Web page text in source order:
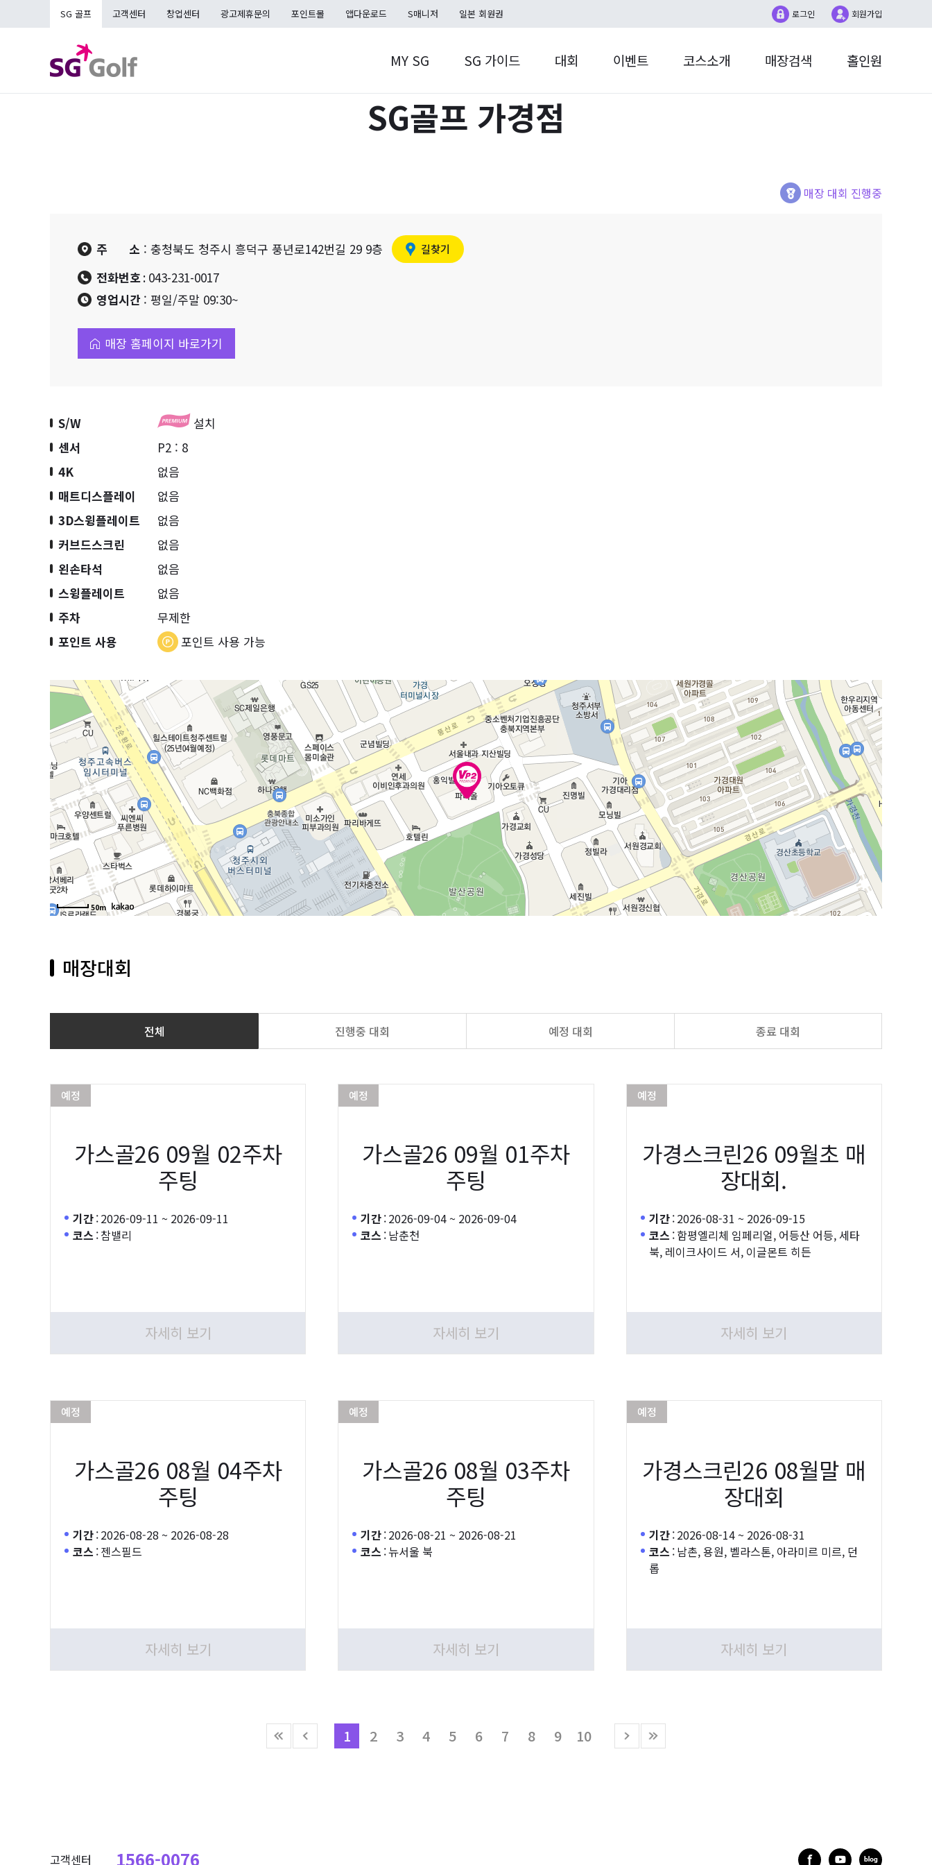
로그인 회원가입
MY SG
MY SG S캐시 S포인트
SG 가이드
SG TOUR 홀인온플러스
대회
SG TOUR
이벤트 코스소개 매장검색 홀인원
SG 골프 고객센터 창업센터 광고제휴문의 포인트몰 앱다운로드 S매니저 일본 회원권
매장검색
SG골프 가경점
매장 대회 진행중
주 소 : 충청북도 청주시 흥덕구 풍년로142번길 29 9층 길찾기
전화번호: 043-231-0017
영업시간 : 평일/주말 09:30~
매장 홈페이지 바로가기
S/W
설치
센서
P2 : 8
4K
없음
매트디스플레이
없음
3D스윙플레이트
없음
커브드스크린
없음
왼손타석
없음
스윙플레이트
없음
주차
무제한
포인트 사용
포인트 사용 가능
50m
매장대회
전체 진행중 대회 예정 대회 종료 대회
예정
가스골26 09월 02주차
주팅
기간:2026-09-11 ~ 2026-09-11
코스 :참밸리
자세히 보기
예정
가스골26 09월 01주차
주팅
기간:2026-09-04 ~ 2026-09-04
코스 :남춘천
자세히 보기
예정
가경스크린26 09월초 매
장대회.
기간:2026-08-31 ~ 2026-09-15
코스 :함평엘리체 임페리얼, 어등산 어등, 세타
북, 레이크사이드 서, 이글몬트 히든
자세히 보기
예정
가스골26 08월 04주차
주팅
기간:2026-08-28 ~ 2026-08-28
코스 :젠스필드
자세히 보기
예정
가스골26 08월 03주차
주팅
기간:2026-08-21 ~ 2026-08-21
코스 :뉴서울 북
자세히 보기
예정
가경스크린26 08월말 매
장대회
기간:2026-08-14 ~ 2026-08-31
코스 :남촌, 용원, 벨라스톤, 아라미르 미르, 던
롭
자세히 보기
1 2 3 4 5 6 7 8 9 10
고객센터 1566-0076